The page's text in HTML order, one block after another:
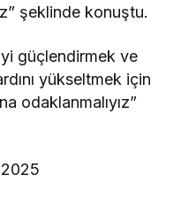
şeklinde konuştu.
güçlendirmek ve
yükseltmek için
odaklanmalıyız”